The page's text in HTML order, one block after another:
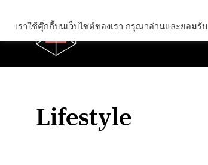
Lifestyle
เราใช้คุ๊กกี้บนเว็บไซต์ของเรา กรุณาอ่านและยอมรับ